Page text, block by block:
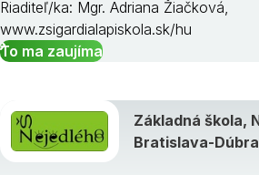
Riaditeľ/ka: Mgr. Adriana Žiačková,
www.zsigardialapiskola.sk/hu
To ma zaujíma
Základná škola,
Bratislava-